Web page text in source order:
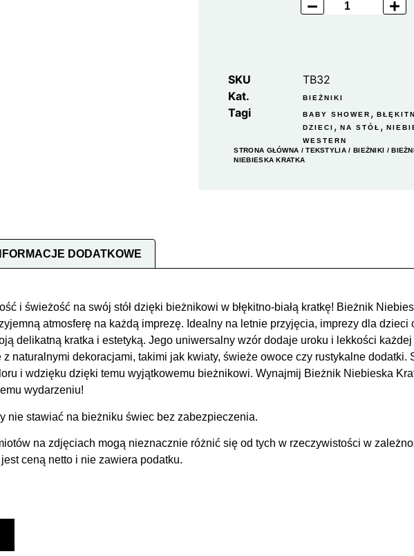
SKU
TB32
Kat.
BIEŻNIKI
Tagi BABY SHOWER ,
DZIECI , NA STÓŁ ,
WESTERN
STRONA GŁÓWNA /TEKSTYLIA / BIEŻNIKI /
NIEBIESKA KRATKA
DODATKOWE
i świeżość na swój stół dzięki bieżnikowi w błękitno-białą kratkę! Bieżnik
atmosferę na każdą imprezę. Idealny na letnie przyjęcia, imprezy dla dzieci
delikatną kratka i estetyką. Jego uniwersalny wzór dodaje uroku i lekkości każdej
naturalnymi dekoracjami, takimi jak kwiaty, świeże owoce czy rustykalne dodatki.
i wdzięku dzięki temu wyjątkowemu bieżnikowi. Wynajmij Bieżnik Niebieska
wydarzeniu!
nie stawiać na bieżniku świec bez zabezpieczenia.
na zdjęciach mogą nieznacznie różnić się od tych w rzeczywistości w
ceną netto i nie zawiera podatku.